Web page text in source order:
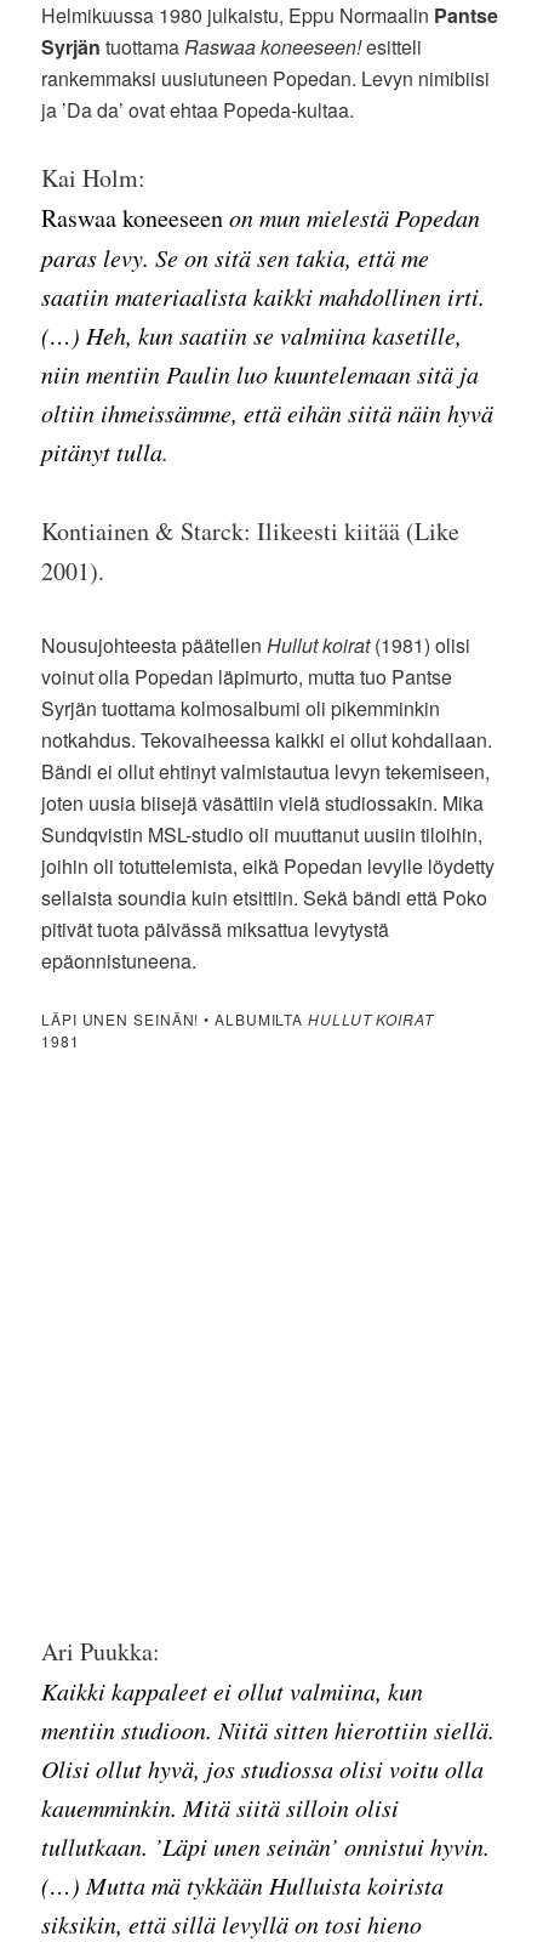
Helmikuussa 1980 julkaistu, Eppu Normaalin Pantse
Syrjän tuottamaRaswaa koneeseen!esitteli
rankemmaksi uusiutuneen Popedan. Levyn nimibiisi
ja ’Da da’ ovat ehtaa Popeda-kultaa.
Kai Holm:
Raswaa koneeseenon mun mielestä Popedan
paras levy. Se on sitä sen takia, että me
saatiin materiaalista kaikki mahdollinen irti.
(…) Heh, kun saatiin se valmiina kasetille,
niin mentiin Paulin luo kuuntelemaan sitä ja
oltiin ihmeissämme, että eihän siitä näin hyvä
pitänyt tulla.
Kontiainen & Starck: Ilikeesti kiitää (Like
2001).
Nousujohteesta päätellenHullut koirat(1981) olisi
voinut olla Popedan läpimurto, mutta tuo Pantse
Syrjän tuottama kolmosalbumi oli pikemminkin
notkahdus. Tekovaiheessa kaikki ei ollut kohdallaan.
Bändi ei ollut ehtinyt valmistautua levyn tekemiseen,
joten uusia biisejä väsättiin vielä studiossakin. Mika
Sundqvistin MSL-studio oli muuttanut uusiin tiloihin,
joihin oli totuttelemista, eikä Popedan levylle löydetty
sellaista soundia kuin etsittiin. Sekä bändi että Poko
pitivät tuota päivässä miksattua levytystä
epäonnistuneena.
LÄPI UNEN SEINÄN! • ALBUMILTAHULLUT KOIRAT
1981
Ari Puukka:
Kaikki kappaleet ei ollut valmiina, kun
mentiin studioon. Niitä sitten hierottiin siellä.
Olisi ollut hyvä, jos studiossa olisi voitu olla
kauemminkin. Mitä siitä silloin olisi
tullutkaan. ’Läpi unen seinän’ onnistui hyvin.
(…) Mutta mä tykkään Hulluista koirista
siksikin, että sillä levyllä on tosi hieno